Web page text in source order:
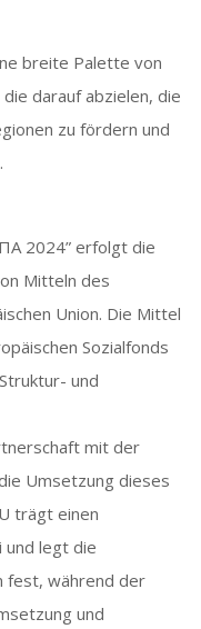
breite Palette von
darauf abzielen, die
zu fördern und
2024” erfolgt die
Mitteln des
Union. Die Mittel
Sozialfonds
und
mit der
Umsetzung dieses
trägt einen
und legt die
fest, während der
und